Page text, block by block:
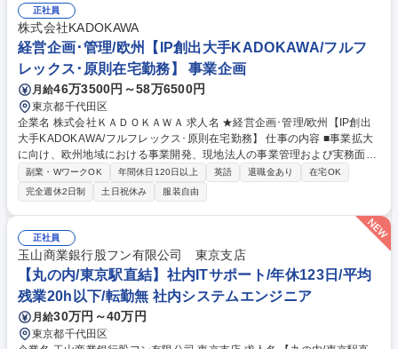
契約締結、特許ライセンス契約締結・ブランド戦略/管理/商標権取得）■知
財訴訟/紛争対応・全世界の知財に関係する訴訟/紛争の戦略的対応■グロー
バルトヨタの知財戦略/方針を統括（知財企画/管理・知的資産活用など）
募集職種 [QU]【東京/愛知】知的財産業務全般/第二新卒歓迎/年休122日/販
売台数世界1位★
正社員
株式会社KADOKAWA
経営企画･管理/欧州【IP創出大手KADOKAWA/フルフ
レックス･原則在宅勤務】 事業企画
月給46万3500円～58万6500円
東京都千代田区
企業名 株式会社ＫＡＤＯＫＡＷＡ 求人名 ★経営企画･管理/欧州【IP創出
大手KADOKAWA/フルフレックス･原則在宅勤務】 仕事の内容 ■事業拡大
に向け、欧州地域における事業開発、現地法人の事業管理および実務面の
サポートをお任せします。 ★拡大中の欧州事業/フルフレックス･リモート
ワーク制度で働き易さ◎★ Europe HQは、KADOKAWAグループの日本拠
点、海外拠点、現地法人の担当者との連携を通じ欧州事業を拡大中。KAD
OKAWA東京拠点にあるEurope Headquartersにおいて以下を担当頂きま
す。 【具体的には】◎欧州現地法人の予算・中期計画・評価指標の作成と
業績管理における指導と監督、◎欧州現地法人の新規事業開発を中心とし
た業務支援、◎新規M&A案件の推進支援および買収後のPMI対応 募集職種
★経営企画･管理/欧州【IP創出大手KADOKAWA/フルフレックス･原則在宅
勤務】
副業・WワークOK 年間休日120日以上 英語 退職金あり
在宅OK
完全週休2日制
土日祝休み 服装自由
正社員
玉山商業銀行股フン有限公司 東京支店
【丸の内/東京駅直結】社内ITサポート/年休123日/平均
残業20h以下/転勤無 社内システムエンジニア
月給30万円～40万円
東京都千代田区